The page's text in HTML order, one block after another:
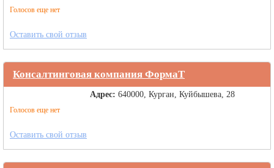
Голосов еще нет
Оставить свой отзыв
Консалтинговая компания ФормаТ
Голосов еще нет
Адрес: 640000, Курган, Куйбышева, 28
Оставить свой отзыв